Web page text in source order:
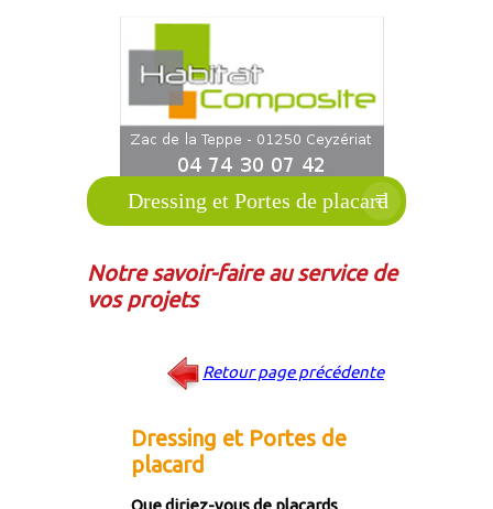
Dressing et Portes de placard
≡
Notre savoir-faire au service de
vos projets
Retour page précédente
Dressing et Portes de
placard